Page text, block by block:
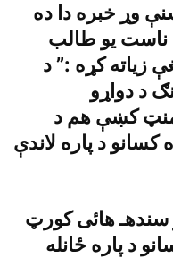
وړ خبره دا ده
يو طالب
زياته کړه :” د
د دواړو
کښې هم د
کسانو د پاره لاندې
هائى کورټ
د پاره ځانله